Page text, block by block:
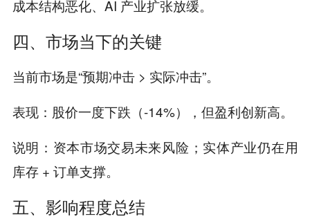
成本结构恶化、AI 产业扩张放缓。
四、市场当下的关键
当前市场是“预期冲击 > 实际冲击”。
表现：股价一度下跌（-14%），但盈利创新高。
说明：资本市场交易未来风险；实体产业仍在用
库存 + 订单支撑。
五、影响程度总结